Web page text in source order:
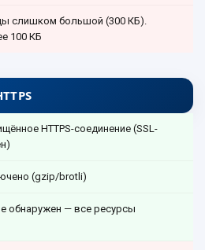
слишком большой (300 КБ).
100 КБ
HTTPS-соединение (SSL-
(gzip/brotli)
обнаружен — все ресурсы